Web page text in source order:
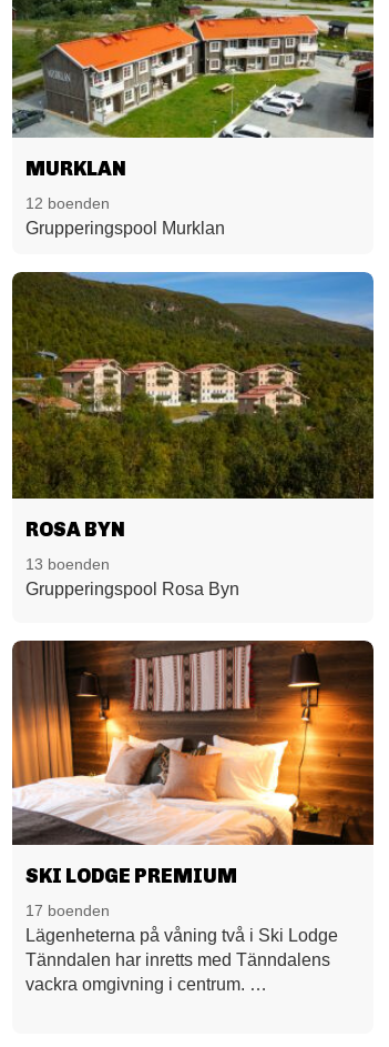
MURKLAN
12 boenden
Grupperingspool Murklan
ROSA BYN
13 boenden
Grupperingspool Rosa Byn
SKI LODGE PREMIUM
17 boenden
Lägenheterna på våning två i Ski Lodge
Tänndalen har inretts med Tänndalens
vackra omgivning i centrum.